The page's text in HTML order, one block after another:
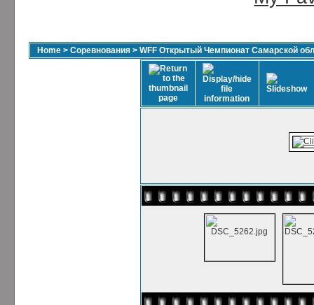
Home > Соревнования > WFF Открытый Чемпионат Самарской